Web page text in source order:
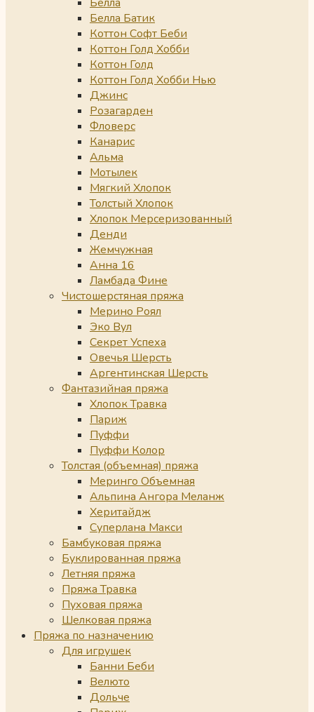
Белла Батик
Коттон Софт Беби
Коттон Голд Хобби
Коттон Голд
Коттон Голд Хобби Нью
Джинс
Розагарден
Фловерс
Канарис
Альма
Мотылек
Мягкий Хлопок
Толстый Хлопок
Хлопок Мерсеризованный
Денди
Жемчужная
Анна 16
Ламбада Фине
Чистошерстяная пряжа
Мерино Роял
Эко Вул
Секрет Успеха
Овечья Шерсть
Аргентинская Шерсть
Фантазийная пряжа
Хлопок Травка
Париж
Пуффи
Пуффи Колор
Толстая (объемная) пряжа
Меринго Объемная
Альпина Ангора Меланж
Херитайдж
Суперлана Макси
Бамбуковая пряжа
Буклированная пряжа
Летняя пряжа
Пряжа Травка
Пуховая пряжа
Шелковая пряжа
Пряжа по назначению
Для игрушек
Банни Беби
Велюто
Дольче